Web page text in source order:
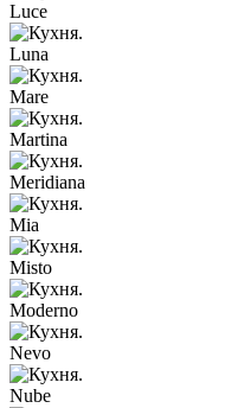
Luce
Luna
Mare
Martina
Meridiana
Mia
Misto
Moderno
Nevo
Nube